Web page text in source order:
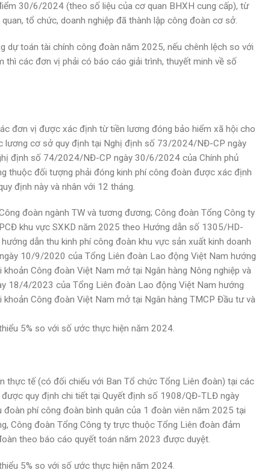
30/6/2024 (theo số liệu của cơ quan BHXH cung cấp), từ
tổ chức, doanh nghiệp đã thành lập công đoàn cơ sở.
toán tài chính công đoàn năm 2025, nếu chênh lệch so với
các đơn vị phải có báo cáo giải trình, thuyết minh về số
đơn vị được xác định từ tiền lương đóng bảo hiểm xã hội cho
lương cơ sở quy định tại Nghị định số 73/2024/NĐ-CP ngày
định số 74/2024/NĐ-CP ngày 30/6/2024 của Chính phủ
thuộc đối tượng phải đóng kinh phí công đoàn được xác định
định này và nhân với 12 tháng.
đoàn ngành TW và tương đương; Công đoàn Tổng Công ty
khu vực SXKD năm 2025 theo Hướng dẫn số 1305/HD-
dẫn thu kinh phí công đoàn khu vực sản xuất kinh doanh
10/9/2020 của Tổng Liên đoàn Lao động Việt Nam hướng
Công đoàn Việt Nam mở tại Ngân hàng Nông nghiệp và
18/4/2023 của Tổng Liên đoàn Lao động Việt Nam hướng
Công đoàn Việt Nam mở tại Ngân hàng TMCP Đầu tư và
5% so với số ước thực hiện năm 2024.
tế (có đối chiếu với Ban Tổ chức Tổng Liên đoàn) tại các
quy định chi tiết tại Quyết định số 1908/QĐ-TLĐ ngày
phí công đoàn bình quân của 1 đoàn viên năm 2025 tại
Công đoàn Tổng Công ty trực thuộc Tổng Liên đoàn đảm
theo báo cáo quyết toán năm 2023 được duyệt.
5% so với số ước thực hiện năm 2024.